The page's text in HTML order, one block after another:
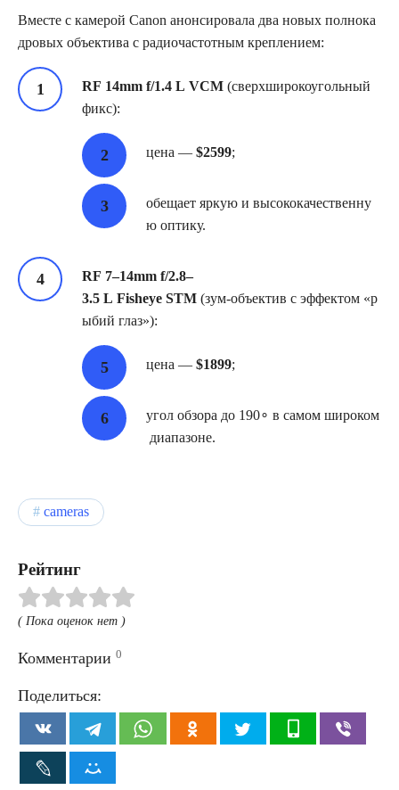
Вместе с камерой Canon анонсировала два новых полнока
дровых объектива с радиочастотным креплением:
RF 14mm f/1.4 L VCM (сверхширокоугольный
фикс):
цена — $2599;
обещает яркую и высококачественну
ю оптику.
RF 7–14mm f/2.8–
3.5 L Fisheye STM (зум‑объектив с эффектом «р
ыбий глаз»):
цена — $1899;
угол обзора до 190∘ в самом широком
диапазоне.
cameras
Рейтинг
( Пока оценок нет )
Комментарии 0
Поделиться: